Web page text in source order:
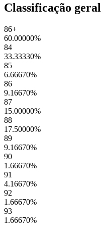
Classificação geral
86+
60.00000%
84
33.33330%
85
6.66670%
86
9.16670%
87
15.00000%
88
17.50000%
89
9.16670%
90
1.66670%
91
4.16670%
92
1.66670%
93
1.66670%